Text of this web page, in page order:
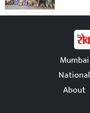
Mumbai
National
About